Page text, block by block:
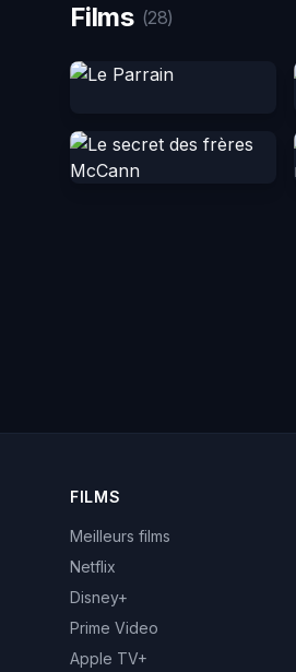
Films (28)
FILMS
Meilleurs films
Netflix
Disney+
Prime Video
Apple TV+